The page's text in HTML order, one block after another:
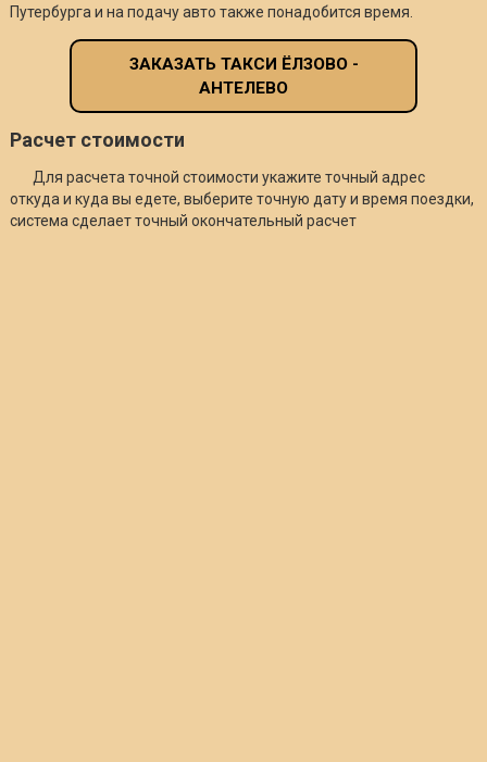
Путербурга и на подачу авто также понадобится время.
ЗАКАЗАТЬ ТАКСИ ЁЛЗОВО -
АНТЕЛЕВО
Расчет стоимости
Для расчета точной стоимости укажите точный адрес
откуда и куда вы едете, выберите точную дату и время поездки,
система сделает точный окончательный расчет